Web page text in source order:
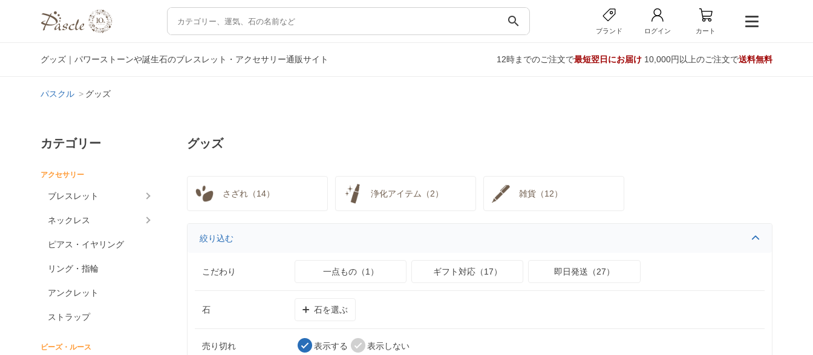
search
ブランド ログイン カート
グッズ｜パワーストーンや誕生石のブレスレット・アクセサリー通販サイト 12時までのご注文で最短翌日にお届け10,000円以上のご注文で送料無料
パスクル グッズ
カテゴリー
アクセサリー
ブレスレット
ネックレス
ピアス・イヤリング
リング・指輪
アンクレット
ストラップ
ビーズ・ルース
グッズ
さざれ（14） 浄化アイテム（2） 雑貨（12）
絞り込む
こだわり 一点もの（1） ギフト対応（17） 即日発送（27）
石 石を選ぶ
売り切れ 表示する 表示しない